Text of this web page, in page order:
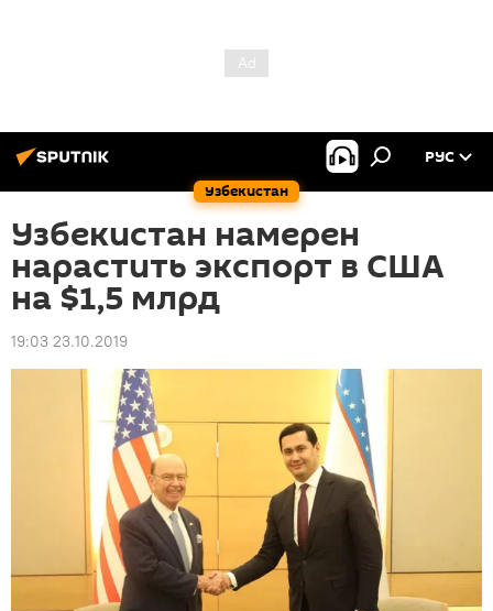
Узбекистан
РУС
Узбекистан намерен
нарастить экспорт в США
на $1,5 млрд
19:03 23.10.2019